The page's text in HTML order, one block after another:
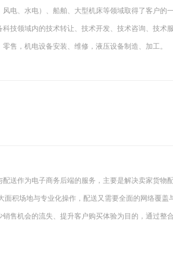
电、水电）、船舶、大型机床等领域取得了客户的
技领域内的技术转让、技术开发、技术咨询、技术服
售，机电设备安装、维修，液压设备制造、加工。
送作为电子商务后端的服务，主要是解决卖家货物
面积场地与专业化操作，配送又需要全面的网络覆盖
售机会的流失、提升客户购买体验为目的，通过整合